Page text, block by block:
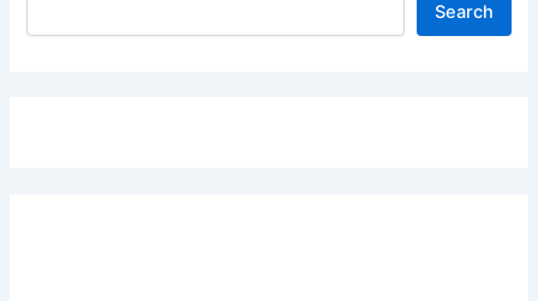
Search